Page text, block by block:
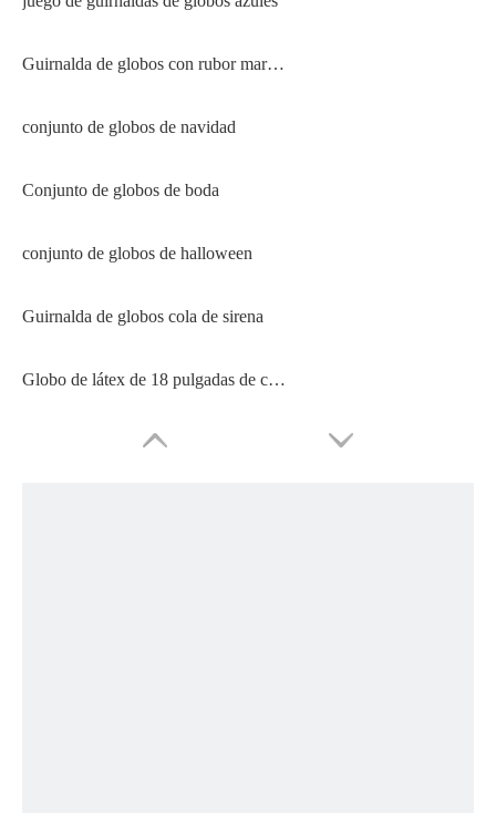
Guirnalda de globos con rubor marrón retro
conjunto de globos de navidad
Conjunto de globos de boda
conjunto de globos de halloween
Guirnalda de globos cola de sirena
Globo de látex de 18 pulgadas de color mate retro nuevo